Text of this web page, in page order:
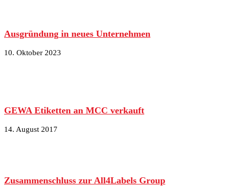
Ausgründung in neues Unternehmen
10. Oktober 2023
GEWA Etiketten an MCC verkauft
14. August 2017
Zusammenschluss zur All4Labels Group